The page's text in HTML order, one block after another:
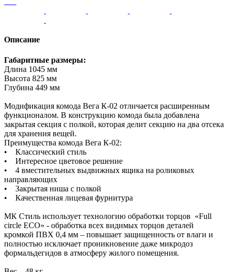
Описание
Габаритные размеры:
Длина 1045 мм
Высота 825 мм
Глубина 449 мм
Модификация комода Вега К-02 отличается расширенным
функционалом. В конструкцию комода была добавлена
закрытая секция с полкой, которая делит секцию на два отсека
для хранения вещей.
Преимущества комода Вега К-02:
• Классический стиль
• Интересное цветовое решение
• 4 вместительных выдвижных ящика на роликовых
направляющих
• Закрытая ниша с полкой
• Качественная лицевая фурнитура
МК Стиль использует технологию обработки торцов «Full
circle ECO» - обработка всех видимых торцов деталей
кромкой ПВХ 0,4 мм – повышает защищенность от влаги и
полностью исключает проникновение даже микродоз
формальдегидов в атмосферу жилого помещения.